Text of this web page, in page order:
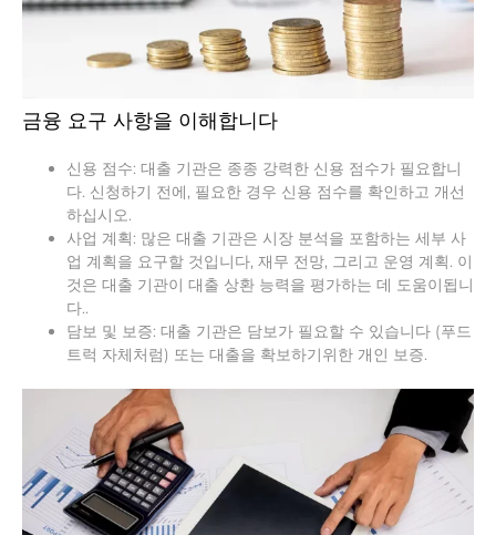
금융 요구 사항을 이해합니다
신용 점수: 대출 기관은 종종 강력한 신용 점수가 필요합니
다. 신청하기 전에, 필요한 경우 신용 점수를 확인하고 개선
하십시오.
사업 계획: 많은 대출 기관은 시장 분석을 포함하는 세부 사
업 계획을 요구할 것입니다, 재무 전망, 그리고 운영 계획. 이
것은 대출 기관이 대출 상환 능력을 평가하는 데 도움이됩니
다..
담보 및 보증: 대출 기관은 담보가 필요할 수 있습니다 (푸드
트럭 자체처럼) 또는 대출을 확보하기위한 개인 보증.